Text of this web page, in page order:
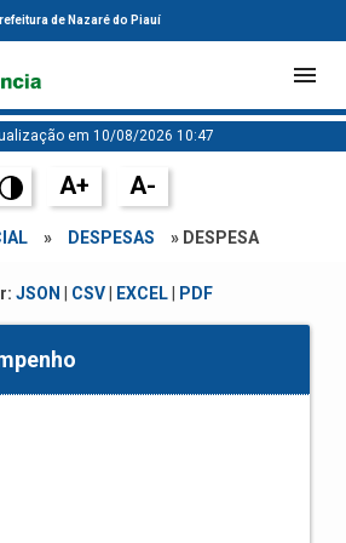
de Nazaré do Piauí
em 10/08/2026 10:47
A+ A-
» DESPESAS » DESPESA
JSON CSV| EXCEL| PDF